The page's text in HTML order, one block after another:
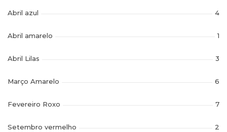
Abril azul 4
Abril amarelo 1
Abril Lilas 3
Março Amarelo 6
Fevereiro Roxo 7
Setembro vermelho 2